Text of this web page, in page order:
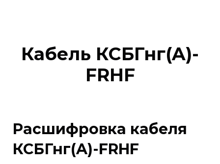
Кабель КСБГнг(A)-
FRHF
Расшифровка кабеля
КСБГнг(A)-FRHF